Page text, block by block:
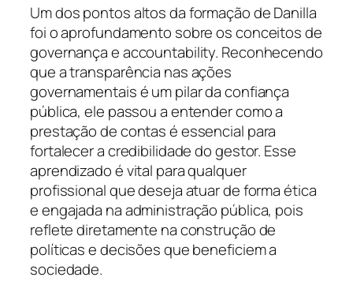
Um dos pontos altos da formação de Danilla
foi o aprofundamento sobre os conceitos de
governança e accountability. Reconhecendo
que a transparência nas ações
governamentais é um pilar da confiança
pública, ele passou a entender como a
prestação de contas é essencial para
fortalecer a credibilidade do gestor. Esse
aprendizado é vital para qualquer
profissional que deseja atuar de forma ética
e engajada na administração pública, pois
reflete diretamente na construção de
políticas e decisões que beneficiem a
sociedade.